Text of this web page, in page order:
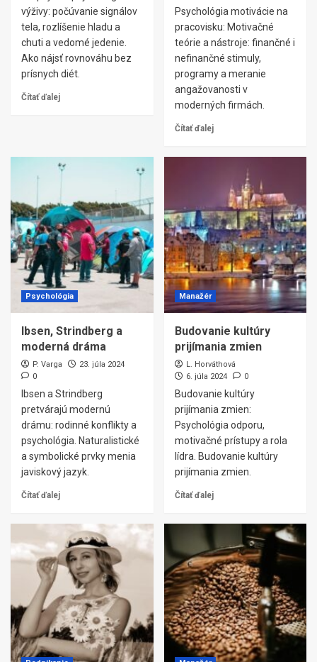
výživy: počúvanie signálov
tela, rozlíšenie hladu a
chuti a vedomé jedenie.
Ako nájsť rovnováhu bez
prísnych diét.
Čítať ďalej
Psychológia motivácie na
pracovisku: Motivačné
teórie a nástroje: finančné i
nefinančné stimuly,
programy a meranie
angažovanosti v
moderných firmách.
Čítať ďalej
Psychológia
Ibsen, Strindberg a
moderná dráma
P. Varga
23. júla 2024
0
Ibsen a Strindberg
pretvárajú modernú
drámu: rodinné konflikty a
psychológia. Naturalistické
a symbolické prvky menia
javiskový jazyk.
Čítať ďalej
Manažér
Budovanie kultúry
prijímania zmien
L. Horváthová
6. júla 2024
0
Budovanie kultúry
prijímania zmien:
Psychológia odporu,
motivačné prístupy a rola
lídra. Budovanie kultúry
prijímania zmien.
Čítať ďalej